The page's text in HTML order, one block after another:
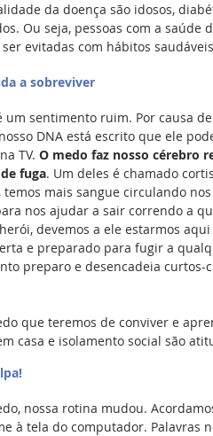
da doença são idosos,
Ou seja, pessoas com a
evitadas com hábitos
a sobreviver
um sentimento ruim. Por causa
DNA está escrito que ele
TV. O medo faz nosso cérebro
fuga. Um deles é chamado
temos mais sangue circulando
nos ajudar a sair correndo a
devemos a ele estarmos
e preparado para fugir a
preparo e desencadeia
que teremos de conviver e
casa e isolamento social são
nossa rotina mudou.
à tela do computador. Palavras